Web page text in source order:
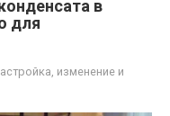
в
для
изменение и